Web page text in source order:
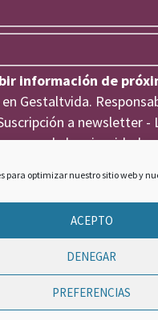
para optimizar nuestro sitio web y
ACEPTO
DENEGAR
PREFERENCIAS
información de
en Gestaltvida.
a newsletter -
de la privacidad
y acepto la
Política de